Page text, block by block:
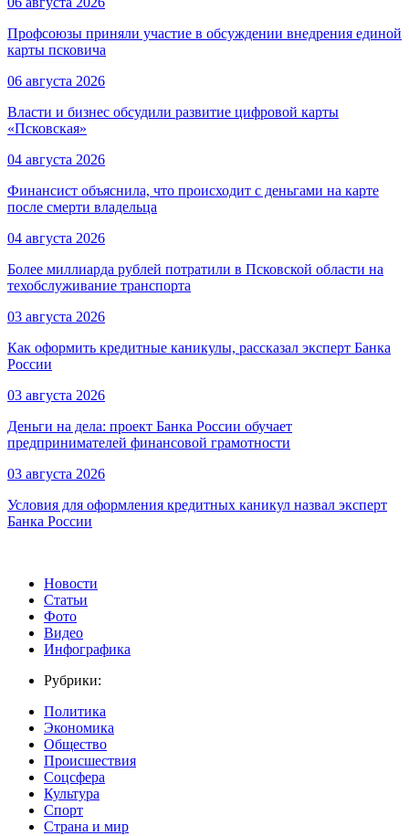
Профсоюзы приняли участие в обсуждении внедрения единой
карты псковича
06 августа 2026
Власти и бизнес обсудили развитие цифровой карты
«Псковская»
04 августа 2026
Финансист объяснила, что происходит с деньгами на карте
после смерти владельца
04 августа 2026
Более миллиарда рублей потратили в Псковской области на
техобслуживание транспорта
03 августа 2026
Как оформить кредитные каникулы, рассказал эксперт Банка
России
03 августа 2026
Деньги на дела: проект Банка России обучает
предпринимателей финансовой грамотности
03 августа 2026
Условия для оформления кредитных каникул назвал эксперт
Банка России
Новости
Статьи
Фото
Видео
Инфографика
Рубрики:
Политика
Экономика
Общество
Происшествия
Соцсфера
Культура
Спорт
Страна и мир